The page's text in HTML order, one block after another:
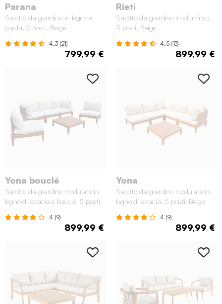
Parana
Salotto da giardino in legno e
corda, 5 posti, Beige
4.3 (21)
799,99 €
Rieti
Salotto da giardino in alluminio,
5 posti, Beige
4.5 (13)
899,99 €
Yona bouclé
Salotto da giardino modulare in
legno di acacia e bouclé, 5 posti,
4 (9)
899,99 €
Yona
Salotto da giardino modulare in
legno di acacia, 5 posti, Beige
4 (9)
899,99 €